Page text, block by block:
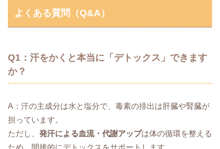
よくある質問（Q&A）
Q1：汗をかくと本当に「デトックス」できます
か？
A：汗の主成分は水と塩分で、毒素の排出は肝臓や腎臓が
担っています。
ただし、 発汗による血流・代謝アップは体の循環を整える
ため、間接的にデトックスをサポートします。